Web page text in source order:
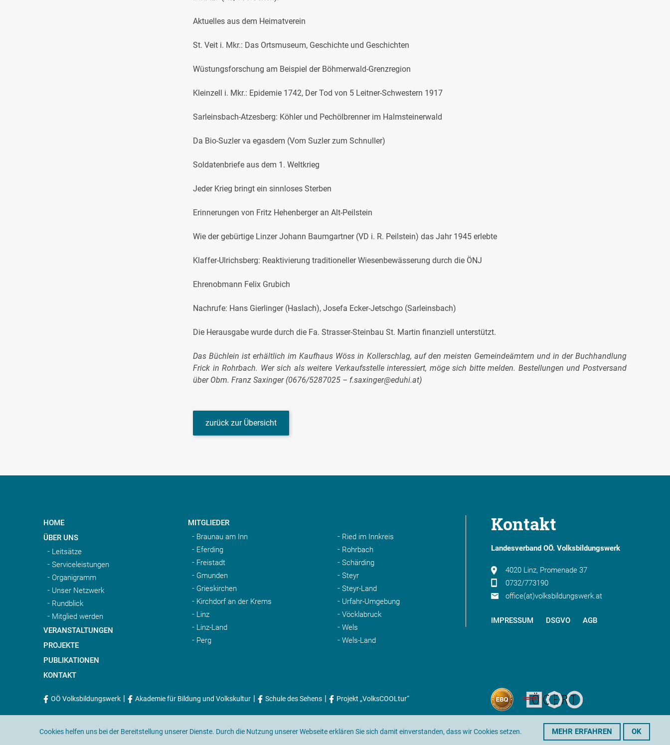
Aktuelles aus dem Heimatverein
St. Veit i. Mkr.: Das Ortsmuseum, Geschichte und Geschichten
Wüstungsforschung am Beispiel der Böhmerwald-Grenzregion
Kleinzell i. Mkr.: Epidemie 1742, Der Tod von 5 Leitner-Schwestern 1917
Sarleinsbach-Atzesberg: Köhler und Pechölbrenner im Halmsteinerwald
Da Bio-Suzler va egasdem (Vom Suzler zum Schnuller)
Soldatenbriefe aus dem 1. Weltkrieg
Jeder Krieg bringt ein sinnloses Sterben
Erinnerungen von Fritz Hehenberger an Alt-Peilstein
Wie der gebürtige Linzer Johann Baumgartner (VD i. R. Peilstein) das Jahr 1945 erlebte
Klaffer-Ulrichsberg: Reaktivierung traditioneller Wiesenbewässerung durch die ÖNJ
Ehrenobmann Felix Grubich
Nachrufe: Hans Gierlinger (Haslach), Josefa Ecker-Jetschgo (Sarleinsbach)
Die Herausgabe wurde durch die Fa. Strasser-Steinbau St. Martin finanziell unterstützt.
Das Büchlein ist erhältlich im Kaufhaus Wöss in Kollerschlag, auf den meisten Gemeindeämtern und in der Buchhandlung
Frick in Rohrbach. Wer sich als weitere Verkaufsstelle interessiert, möge sich bitte melden. Bestellungen und Postversand
über Obm. Franz Saxinger (0676/5287025 – f.saxinger@eduhi.at)
zurück zur Übersicht
Kontakt
Landesverband OÖ. Volksbildungswerk
4020 Linz, Promenade 37
0732/773190
office(at)volksbildungswerk.at
IMPRESSUM DSGVO AGB
HOME
ÜBER UNS
Leitsätze
Serviceleistungen
Organigramm
Unser Netzwerk
Rundblick
Mitglied werden
VERANSTALTUNGEN
PROJEKTE
PUBLIKATIONEN
KONTAKT
MITGLIEDER
Braunau am Inn
Eferding
Freistadt
Gmunden
Grieskirchen
Kirchdorf an der Krems
Linz
Linz-Land
Perg
Ried im Innkreis
Rohrbach
Schärding
Steyr
Steyr-Land
Urfahr-Umgebung
Vöcklabruck
Wels
Wels-Land
OÖ Volksbildungswerk | Akademie für Bildung und Volkskultur | Schule des Sehens | Projekt „VolksCOOLtur“
Cookies helfen uns bei der Bereitstellung unserer Dienste. Durch die Nutzung unserer Webseite erklären Sie sich damit einverstanden, dass wir Cookies setzen. MEHR ERFAHREN OK